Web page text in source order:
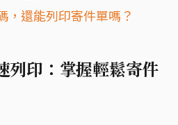
，還能列印寄件單嗎？
列印：掌握輕鬆寄件